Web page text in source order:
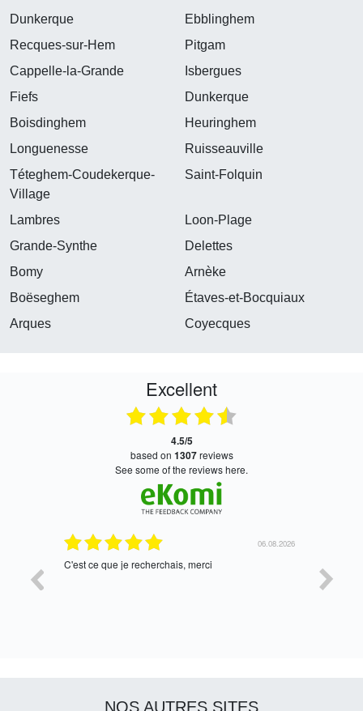
Dunkerque
Ebblinghem
Recques-sur-Hem
Pitgam
Cappelle-la-Grande
Isbergues
Fiefs
Dunkerque
Boisdinghem
Heuringhem
Longuenesse
Ruisseauville
Téteghem-Coudekerque-
Village
Saint-Folquin
Lambres
Loon-Plage
Grande-Synthe
Delettes
Bomy
Arnèke
Boëseghem
Étaves-et-Bocquiaux
Arques
Coyecques
Excellent
4.5/5
based on 1307reviews
see some of the reviews here.
05.08.2026
tres bien
NOS AUTRES SITES